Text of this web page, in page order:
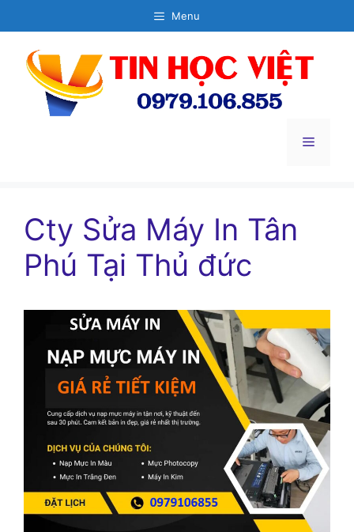
đến
dung
Menu
Menu
Cty Sửa Máy In Tân
Phú Tại Thủ đức